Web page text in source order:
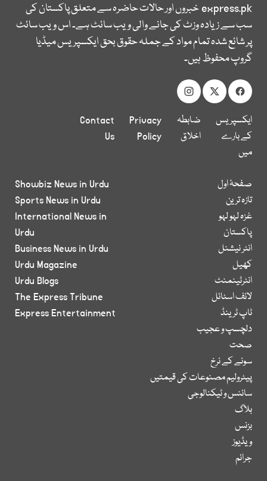
express.pkخبروں اور حالات حاضرہ سے متعلق پاکستان کی
سب سے زیادہ وزٹ کی جانے والی ویب سائٹ ہے۔ اس ویب سائٹ
پر شائع شدہ تمام مواد کے جملہ حقوق بحق ایکسپریس میڈیا
گروپ محفوظ ہیں۔
ایکسپریس
کے بارے
میں
ضابطہ
اخلاق
Privacy
Policy
Contact
Us
صفحۂ اول
تازہ ترین
غزہ لہو لہو
پاکستان
انٹر نیشنل
کھیل
انٹرٹینمنٹ
لائف اسٹائل
ٹاپ ٹرینڈ
دلچسپ و عجیب
صحت
سونے کے نرخ
پیٹرولیم مصنوعات کی قیمتیں
سائنس و ٹیکنالوجی
بلاگ
بزنس
ویڈیوز
جرائم
Showbiz News in Urdu
Sports News in Urdu
International News in
Urdu
Business News in Urdu
Urdu Magazine
Urdu Blogs
The Express Tribune
Express Entertainment